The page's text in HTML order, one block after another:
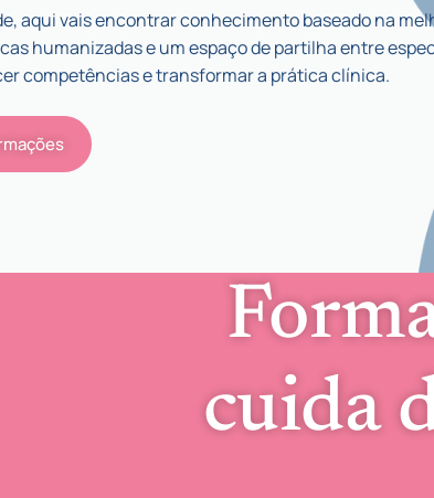
aqui vais encontrar conhecimento baseado na
humanizadas e um espaço de partilha entre
competências e transformar a prática clínica.
cuida